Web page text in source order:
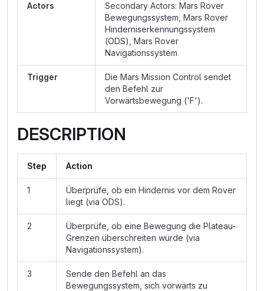
Actors
Secondary Actors: Mars Rover
Bewegungssystem, Mars Rover
Hinderniserkennungssystem
(ODS), Mars Rover
Navigationssystem
Trigger
Die Mars Mission Control sendet
den Befehl zur
Vorwärtsbewegung ('F').
DESCRIPTION
Step Action
1
Überprüfe, ob ein Hindernis vor dem Rover
liegt (via ODS).
2
Überprüfe, ob eine Bewegung die Plateau-
Grenzen überschreiten würde (via
Navigationssystem).
3
Sende den Befehl an das
Bewegungssystem, sich vorwärts zu